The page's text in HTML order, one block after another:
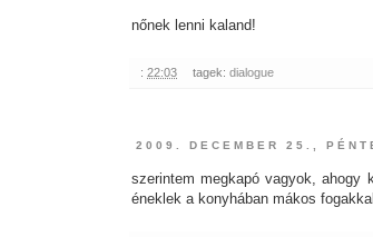
nőnek lenni kaland!
: 22:03 tagek: dialogue
2009. DECEMBER 25.,
szerintem megkapó vagyok, ahogy
éneklek a konyhában mákos